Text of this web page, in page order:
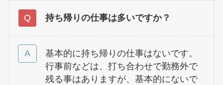
持ち帰りの仕事は多いですか？
基本的に持ち帰りの仕事はないです。
行事前などは、打ち合わせで勤務外で
残る事はありますが、基本的にないで